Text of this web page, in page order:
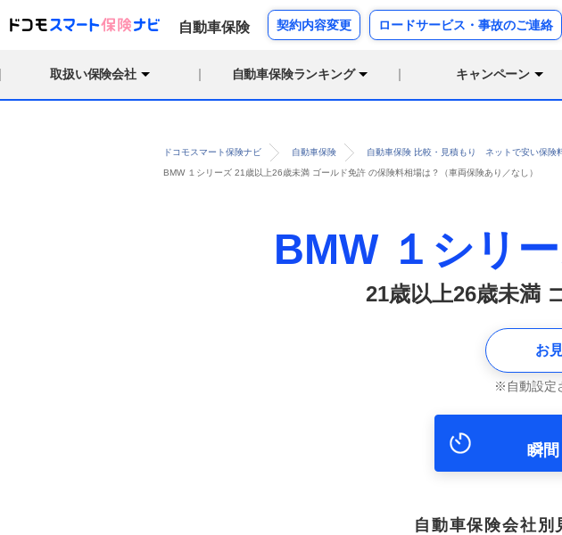
自動車保険 契約内容変更 ロードサービス・事故のご連絡
取扱い保険会社 自動車保険ランキング キャンペーン
ドコモスマート保険ナビ 自動車保険 自動車保険 比較・見積もり ネットで安い保険
BMW １シリーズ 21歳以上26歳未満 ゴールド免許 の保険料相場は？（車両保険あり／なし）
BMW １シリ
21歳以上26歳未満
お
自動設定
瞬
自動車保険会社別